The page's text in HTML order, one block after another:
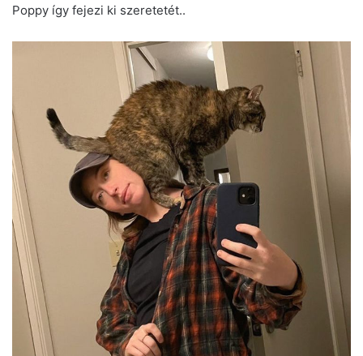
Poppy így fejezi ki szeretetét..